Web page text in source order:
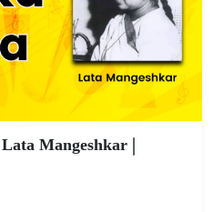
Mangeshkar |